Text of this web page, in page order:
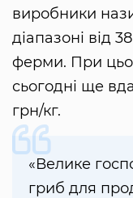
виробники
діапазоні від
ферми. При
сьогодні ще
грн/кг.
«Велике
гриб для